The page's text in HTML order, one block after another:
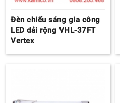
Đèn chiếu sáng gia công
LED dải rộng VHL-37FT
Vertex